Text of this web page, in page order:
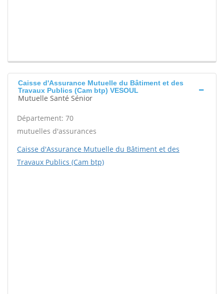
Caisse d'Assurance Mutuelle du Bâtiment et des
Travaux Publics (Cam btp) VESOUL
Mutuelle Santé Sénior
Département: 70
mutuelles d'assurances
Caisse d'Assurance Mutuelle du Bâtiment et des
Travaux Publics (Cam btp)